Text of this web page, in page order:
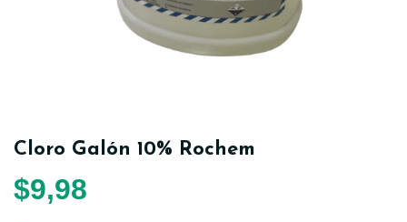
Cloro Galón 10% Rochem
$9,98